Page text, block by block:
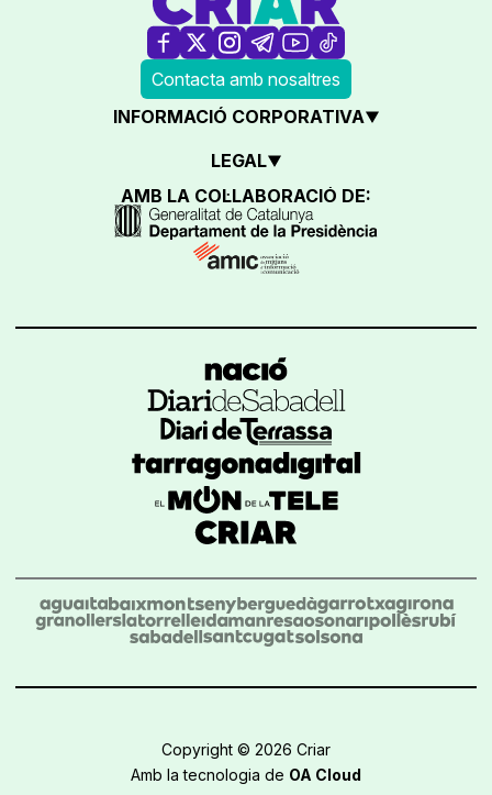
Contacta amb nosaltres
INFORMACIÓ CORPORATIVA
LEGAL
AMB LA COL·LABORACIÓ DE:
Copyright © 2026 Criar
Amb la tecnologia de OA Cloud